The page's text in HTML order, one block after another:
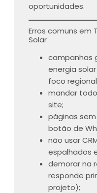
oportunidades.
Erros comuns em
Solar
campanhas
energia
foco
mandar
site;
páginas
botão de
não usar
espalhados
demorar na
responde
projeto);